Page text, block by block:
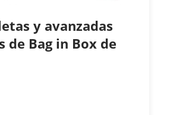
y avanzadas
de Bag in Box de